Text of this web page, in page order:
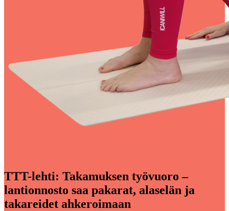
TTT-lehti: Takamuksen työvuoro –
lantionnosto saa pakarat, alaselän ja
takareidet ahkeroimaan